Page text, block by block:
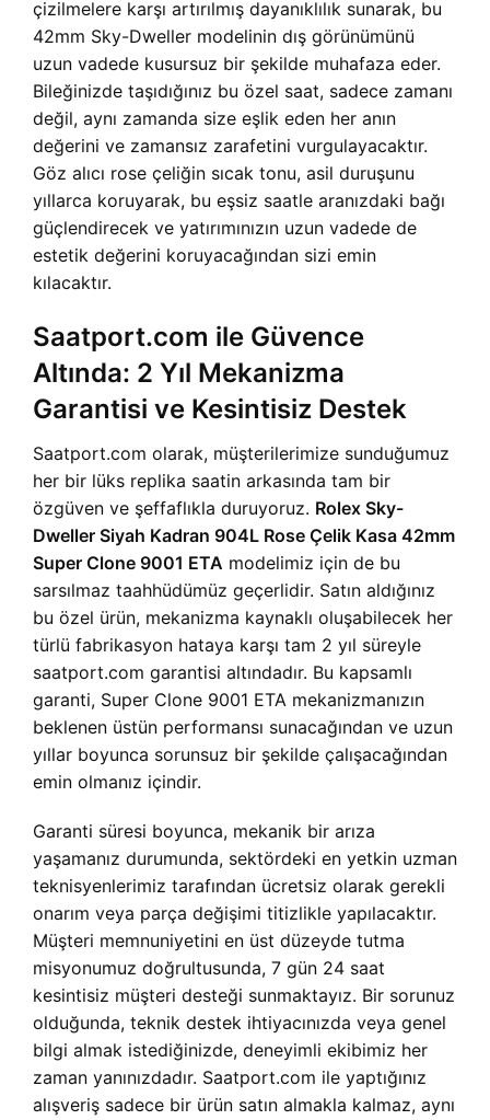
çizilmelere karşı artırılmış dayanıklılık sunarak, bu
42mm Sky-Dweller modelinin dış görünümünü
uzun vadede kusursuz bir şekilde muhafaza eder.
Bileğinizde taşıdığınız bu özel saat, sadece zamanı
değil, aynı zamanda size eşlik eden her anın
değerini ve zamansız zarafetini vurgulayacaktır.
Göz alıcı rose çeliğin sıcak tonu, asil duruşunu
yıllarca koruyarak, bu eşsiz saatle aranızdaki bağı
güçlendirecek ve yatırımınızın uzun vadede de
estetik değerini koruyacağından sizi emin
kılacaktır.
Saatport.com ile Güvence
Altında: 2 Yıl Mekanizma
Garantisi ve Kesintisiz Destek
Saatport.com olarak, müşterilerimize sunduğumuz
her bir lüks replika saatin arkasında tam bir
özgüven ve şeffaflıkla duruyoruz. Rolex Sky-
Dweller Siyah Kadran 904L Rose Çelik Kasa 42mm
Super Clone 9001 ETA modelimiz için de bu
sarsılmaz taahhüdümüz geçerlidir. Satın aldığınız
bu özel ürün, mekanizma kaynaklı oluşabilecek her
türlü fabrikasyon hataya karşı tam 2 yıl süreyle
saatport.com garantisi altındadır. Bu kapsamlı
garanti, Super Clone 9001 ETA mekanizmanızın
beklenen üstün performansı sunacağından ve uzun
yıllar boyunca sorunsuz bir şekilde çalışacağından
emin olmanız içindir.
Garanti süresi boyunca, mekanik bir arıza
yaşamanız durumunda, sektördeki en yetkin uzman
teknisyenlerimiz tarafından ücretsiz olarak gerekli
onarım veya parça değişimi titizlikle yapılacaktır.
Müşteri memnuniyetini en üst düzeyde tutma
misyonumuz doğrultusunda, 7 gün 24 saat
kesintisiz müşteri desteği sunmaktayız. Bir sorunuz
olduğunda, teknik destek ihtiyacınızda veya genel
bilgi almak istediğinizde, deneyimli ekibimiz her
zaman yanınızdadır. Saatport.com ile yaptığınız
alışveriş sadece bir ürün satın almakla kalmaz, aynı